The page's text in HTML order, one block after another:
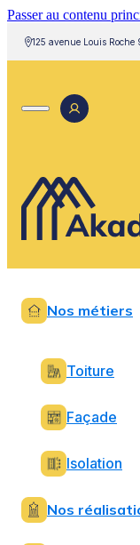
Passer au contenu
125 avenue Louis
Nos métiers
Toiture
Façade
Isolation
Nos